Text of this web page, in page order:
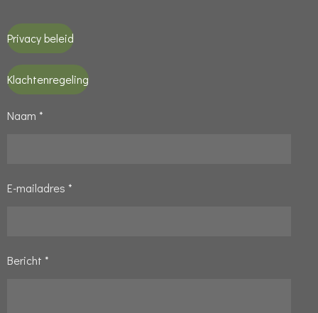
Privacy beleid
Klachtenregeling
Naam *
E-mailadres *
Bericht *